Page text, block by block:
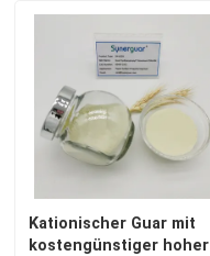
Kationischer Guar mit
kostengünstiger hoher